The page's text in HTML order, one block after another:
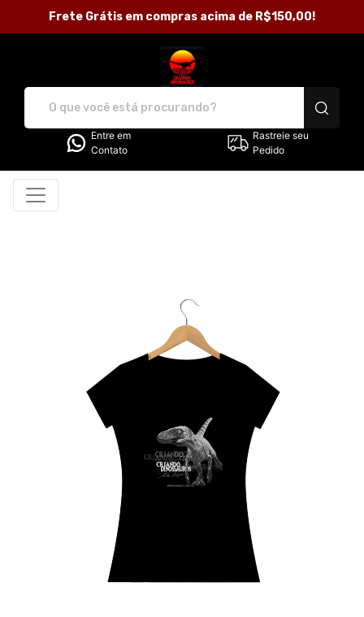
Frete Grátis em compras acima de R$150,00!
Entre em
Contato
Rastreie seu
Pedido